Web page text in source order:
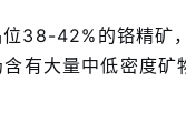
位38-42%的铬精矿
有大量中低密度矿